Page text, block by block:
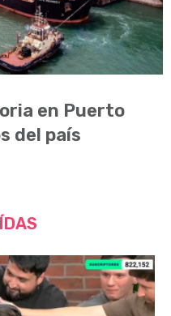
en Puerto
del país